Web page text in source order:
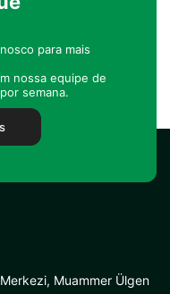
para mais
nossa equipe de
semana.
Muammer Ülgen